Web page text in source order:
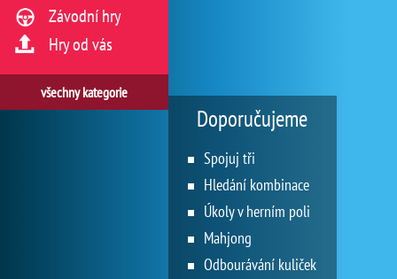
Závodní hry
Hry od vás
všechny kategorie
Doporučujeme
Spojuj tři
Hledání kombinace
Úkoly v herním poli
Mahjong
Odbourávání kuliček